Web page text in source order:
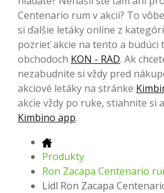
Centenario rum v akcii? To
si ďalšie letáky online z
pozrieť akcie na tento a budúci
obchodoch KON - RAD. Ak
nezabudnite si vždy pred
akciové letáky na stránke
akcie vždy po ruke, stiahnite si
Kimbino app.
Produkty
Ron Zacapa Centenario
Lidl Ron Zacapa